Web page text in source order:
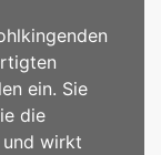
ein. Sie
die
wirkt